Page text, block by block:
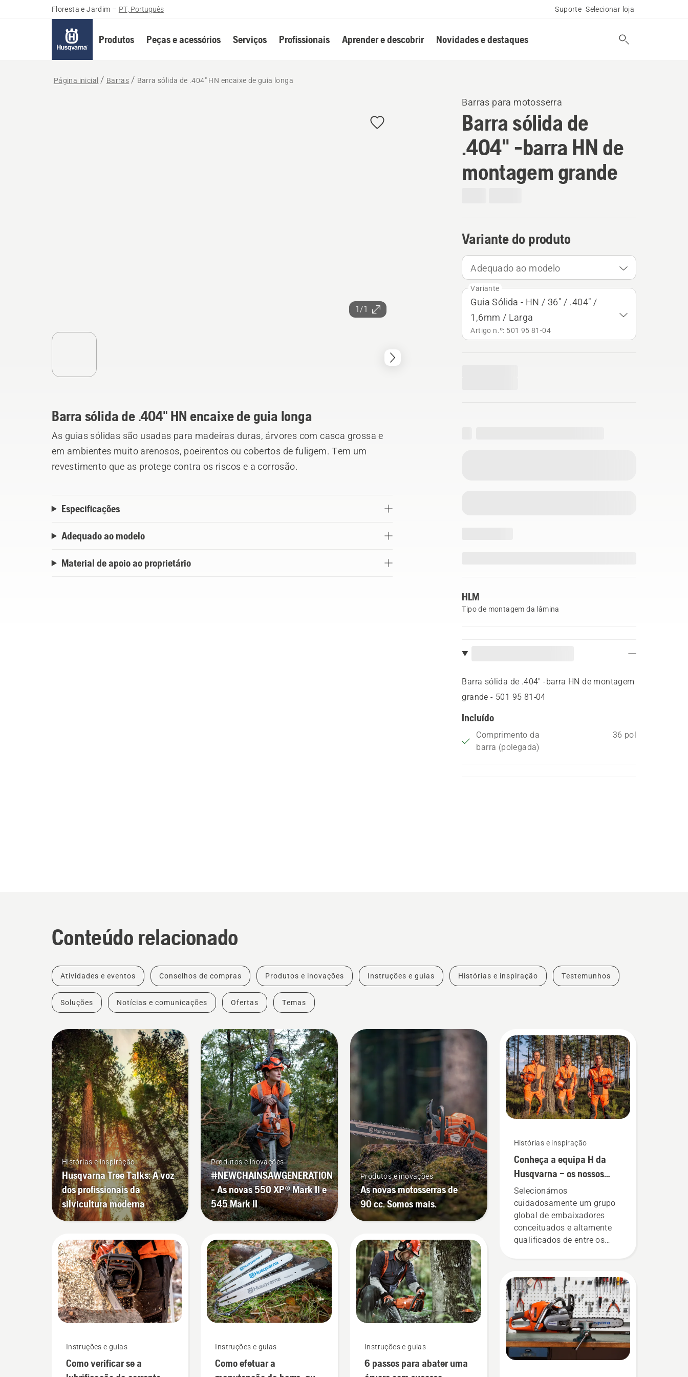
Floresta e Jardim – PT, Português Suporte Selecionar loja
Produtos Peças e acessórios Serviços Profissionais Aprender e descobrir Novidades e destaques
Página inicial Barras Barra sólida de .404" HN encaixe de guia longa
1/1
Barras para motosserra
Barra sólida de
.404" -barra HN de
montagem grande
Variante do produto
Adequado ao modelo
Variante
Guia Sólida - HN / 36" / .404" /
1,6mm / Larga
Artigo n.º: 501 95 81‑04
HLM
Tipo de montagem da lâmina
Barra sólida de .404" -barra HN de montagem
grande - 501 95 81‑04
Incluído
Comprimento da
barra (polegada)
36 pol
Barra sólida de .404" HN encaixe de guia longa
As guias sólidas são usadas para madeiras duras, árvores com casca grossa e
em ambientes muito arenosos, poeirentos ou cobertos de fuligem. Tem um
revestimento que as protege contra os riscos e a corrosão.
Especificações
Adequado ao modelo
Material de apoio ao proprietário
Conteúdo relacionado
Atividades e eventos Conselhos de compras Produtos e inovações Instruções e guias Histórias e inspiração Testemunhos
Soluções Notícias e comunicações Ofertas Temas
Histórias e inspiração
Husqvarna Tree Talks: A voz
dos profissionais da
silvicultura moderna
Instruções e guias
Como verificar se a
Produtos e inovações
#NEWCHAINSAWGENERATION
- As novas 550 XP® Mark II e
545 Mark II
Instruções e guias
Como efetuar a
Produtos e inovações
As novas motosserras de
90 cc. Somos mais.
Instruções e guias
6 passos para abater uma
Histórias e inspiração
Conheça a equipa H da
Husqvarna – os nossos
utilizadores mais
exigentes
Selecionámos
cuidadosamente um grupo
global de embaixadores
conceituados e altamente
qualificados de entre os
parques dos seus países.
Eles compõem a nossa
equipa H. E são os nossos
utilizadores mais exigentes.